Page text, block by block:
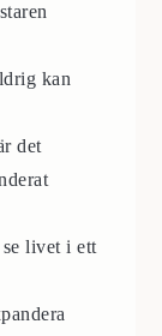
kan
det
livet i ett